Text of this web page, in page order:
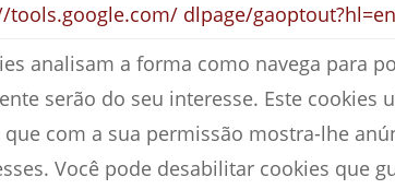
tools.google.com/ dlpage/
analisam a forma como navega para
serão do seu interesse. Este
que com a sua permissão mostra-lhe
Você pode desabilitar cookies que